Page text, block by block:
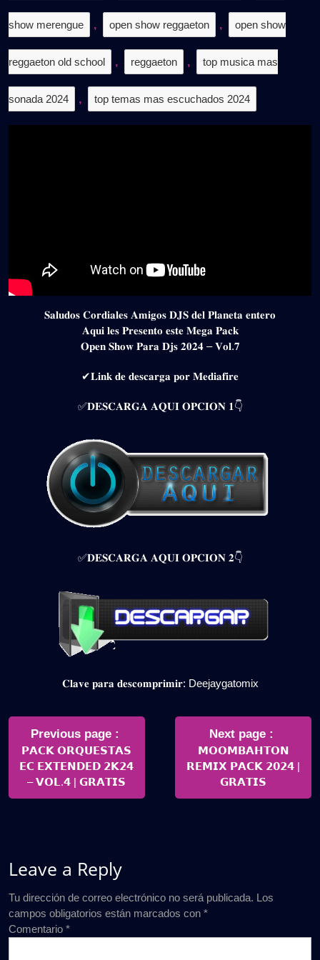
show merengue , open show reggaeton , open show
reggaeton old school , reggaeton , top musica mas
sonada 2024 , top temas mas escuchados 2024
𝐒𝐚𝐥𝐮𝐝𝐨𝐬 𝐂𝐨𝐫𝐝𝐢𝐚𝐥𝐞𝐬 𝐀𝐦𝐢𝐠𝐨𝐬 𝐃𝐉𝐒 𝐝𝐞𝐥 𝐏𝐥𝐚𝐧𝐞𝐭𝐚 𝐞𝐧𝐭𝐞𝐫𝐨
𝐀𝐪𝐮𝐢 𝐥𝐞𝐬 𝐏𝐫𝐞𝐬𝐞𝐧𝐭𝐨 𝐞𝐬𝐭𝐞 𝐌𝐞𝐠𝐚 𝐏𝐚𝐜𝐤
𝐎𝐩𝐞𝐧 𝐒𝐡𝐨𝐰 𝐏𝐚𝐫𝐚 𝐃𝐣𝐬 𝟐𝟎𝟐𝟒 – 𝐕𝐨𝐥.𝟕
✔𝐋𝐢𝐧𝐤 𝐝𝐞 𝐝𝐞𝐬𝐜𝐚𝐫𝐠𝐚 𝐩𝐨𝐫 𝐌𝐞𝐝𝐢𝐚𝐟𝐢𝐫𝐞
✅𝐃𝐄𝐒𝐂𝐀𝐑𝐆𝐀 𝐀𝐐𝐔𝐈 𝐎𝐏𝐂𝐈𝐎𝐍 𝟏👇
✅𝐃𝐄𝐒𝐂𝐀𝐑𝐆𝐀 𝐀𝐐𝐔𝐈 𝐎𝐏𝐂𝐈𝐎𝐍 𝟐👇
𝐂𝐥𝐚𝐯𝐞 𝐩𝐚𝐫𝐚 𝐝𝐞𝐬𝐜𝐨𝐦𝐩𝐫𝐢𝐦𝐢𝐫: Deejaygatomix
Navegación
entradas
Previous page
Posts
𝗣𝗔𝗖𝗞 𝗢𝗥𝗤𝗨𝗘𝗦𝗧𝗔𝗦
𝗘𝗖 𝗘𝗫𝗧𝗘𝗡𝗗𝗘𝗗 𝟮𝗞𝟮𝟰
– 𝗩𝗢𝗟.𝟰 | 𝗚𝗥𝗔𝗧𝗜𝗦
Next page
Posts
𝗠𝗢𝗢𝗠𝗕𝗔𝗛𝗧𝗢𝗡
𝗥𝗘𝗠𝗜𝗫 𝗣𝗔𝗖𝗞 𝟮𝟬𝟮𝟰 |
𝗚𝗥𝗔𝗧𝗜𝗦
Leave a Reply
Tu dirección de correo electrónico no será publicada. Los
campos obligatorios están marcados con *
Comentario *